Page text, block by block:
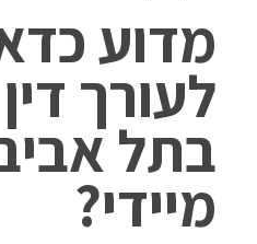
מדוע
לעורך דין
בתל
מיידי?